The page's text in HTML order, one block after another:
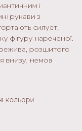
і
рукави з
силует,
фігуру нареченої.
розшитого
внизу, немов
кольори